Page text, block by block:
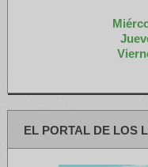
EL PORTAL DE LOS